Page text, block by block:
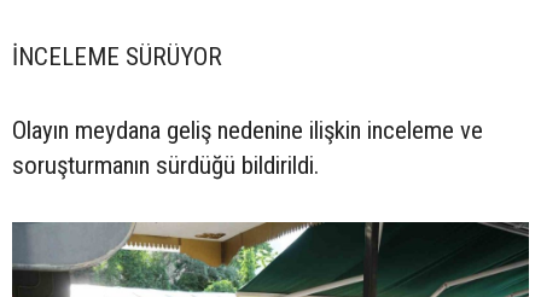
İNCELEME SÜRÜYOR
Olayın meydana geliş nedenine ilişkin inceleme ve
soruşturmanın sürdüğü bildirildi.